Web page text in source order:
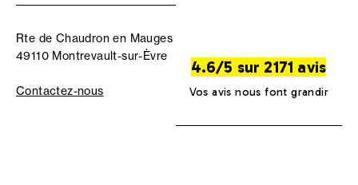
Rte de Chaudron en Mauges
49110 Montrevault-sur-Èvre
Contactez-nous
4.6/5 sur 2171 avis
Vos avis nous font grandir